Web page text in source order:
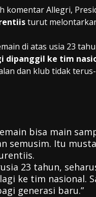
komentar Allegri,
turut
di atas usia 23
dipanggil ke tim
dan klub tidak
bisa main
semusim. Itu
23 tahun,
ke tim nasional.
generasi baru.”